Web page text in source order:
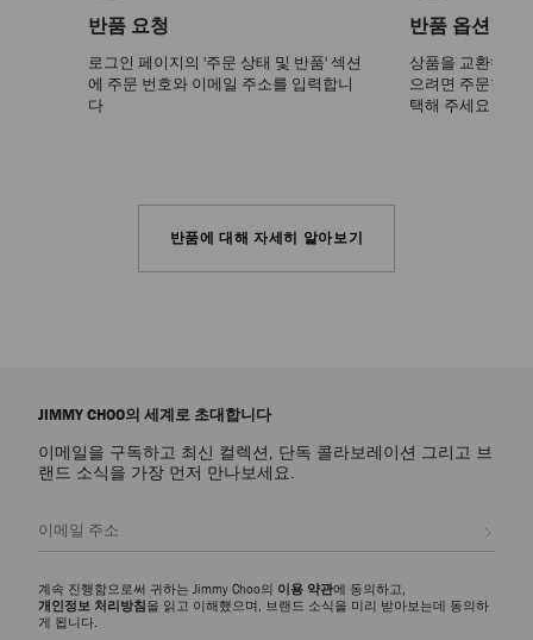
반품 요청
로그인 페이지의 '주문 상태 및 반품' 섹션
에 주문 번호와 이메일 주소를 입력합니
다
반품 옵션 선택
상품을 교환하거
으려면 주문한 상
택해 주세요
반품에 대해 자세히 알아보기
JIMMY CHOO의 세계로 초대합니다
이메일을 구독하고 최신 컬렉션, 단독 콜라보레이션 그리고 브
랜드 소식을 가장 먼저 만나보세요.
계속 진행함으로써 귀하는 Jimmy Choo의 이용 약관에 동의하고,
개인정보 처리방침을 읽고 이해했으며, 브랜드 소식을 미리 받아보는데 동의하
게 됩니다.